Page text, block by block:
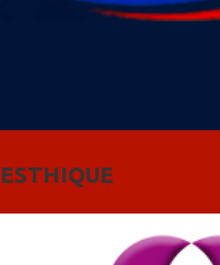
ESTHIQUE